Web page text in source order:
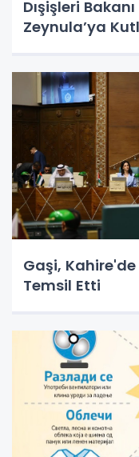
Dışişleri
Zeynula’ya
Gaşi,
Temsil Etti